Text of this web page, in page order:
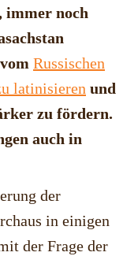
immer noch
Russischen
latinisieren und
zu fördern.
auch in
der
in einigen
der Frage der